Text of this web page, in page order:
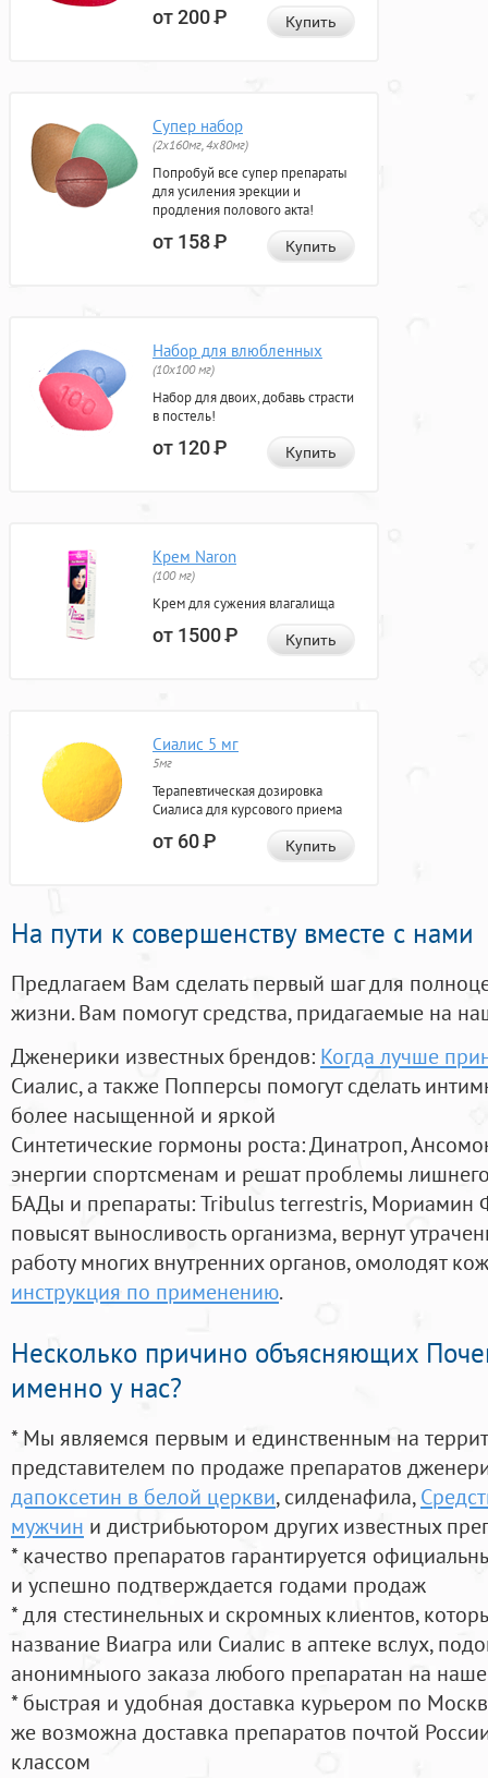
от 200Р Купить
Супер набор
(2х160мг, 4х80мг)
Попробуй все супер препараты
для усиления эрекции и
продления полового акта!
от 158Р Купить
Набор для влюбленных
(10х100 мг)
Набор для двоих, добавь страсти
в постель!
от 120Р Купить
Крем Naron
(100 мг)
Крем для сужения влагалища
от 1500Р Купить
Сиалис 5 мг
5мг
Терапевтическая дозировка
Сиалиса для курсового приема
от 60Р Купить
На пути к совершенству вместе с нами
Предлагаем Вам сделать первый шаг для
жизни. Вам помогут средства, придагаемые на
Дженерики известных брендов: Когда лучше
Сиалис, а также Попперсы помогут сделать
более насыщенной и яркой
Синтетические гормоны роста: Динатроп,
энергии спортсменам и решат проблемы
БАДы и препараты:Tribulus terrestris, Мориамин
повысят выносливость организма, вернут
работу многих внутренних органов, омолодят
инструкция по применению.
Несколько причино объясняющих
именно у нас?
* Мы являемся первым и единственным на
представителем по продаже препаратов
дапоксетин в белой церкви, силденафила,
мужчин и дистрибьютором других известных
* качество препаратов гарантируется
и успешно подтверждается годами продаж
* для стестинельных и скромных клиентов,
название Виагра или Сиалис в аптеке вслух,
анонимныого заказа любого препаратан на
* быстрая и удобная доставка курьером по
же возможна доставка препаратов почтой
классом